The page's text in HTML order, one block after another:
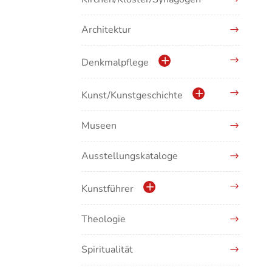
Architektur
Denkmalpflege
Kulturdenkmale in Baden-
Württemberg
Kunst/Kunstgeschichte
Antike/Mittelalter
Renaissance/Barock/19.
Übergreifende Darstellungen
Museen
Ausstellungskataloge
Kunstführer
Abonnement Kunstführer
Kunstführer A
Theologie
Spiritualität